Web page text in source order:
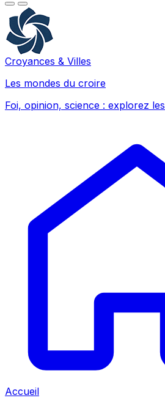
Croyances & Villes
Les mondes du croire
Foi, opinion, science : explorez
Accueil